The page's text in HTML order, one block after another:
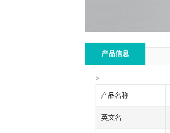
产品信息
>
产品名称
英文名